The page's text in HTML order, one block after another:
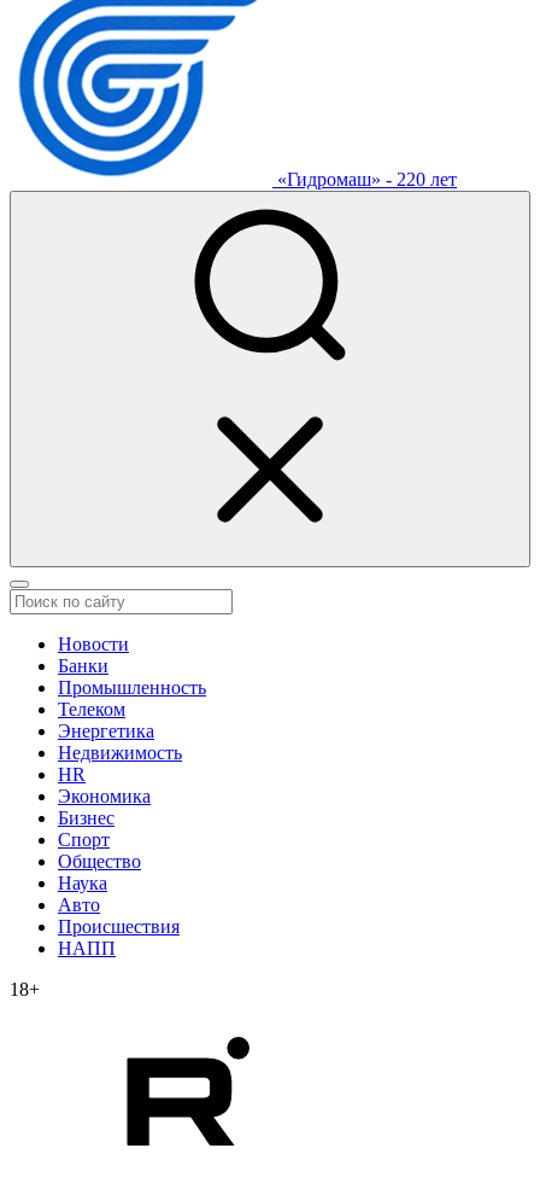
«Гидромаш» - 220 лет
Новости
Банки
Промышленность
Телеком
Энергетика
Недвижимость
HR
Экономика
Бизнес
Спорт
Общество
Наука
Авто
Происшествия
НАПП
18+